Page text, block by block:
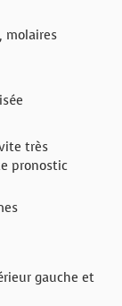
molaires
très
pronostic
gauche et